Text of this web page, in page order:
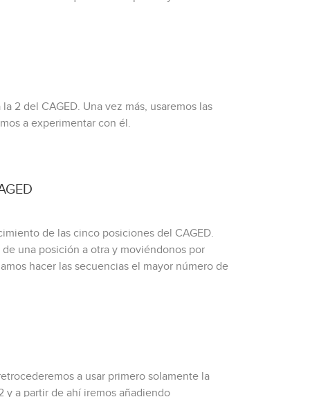
2 del CAGED. Una vez más, usaremos las
a experimentar con él.
de las cinco posiciones del CAGED.
una posición a otra y moviéndonos por
hacer las secuencias el mayor número de
a usar primero solamente la
y a partir de ahí iremos añadiendo